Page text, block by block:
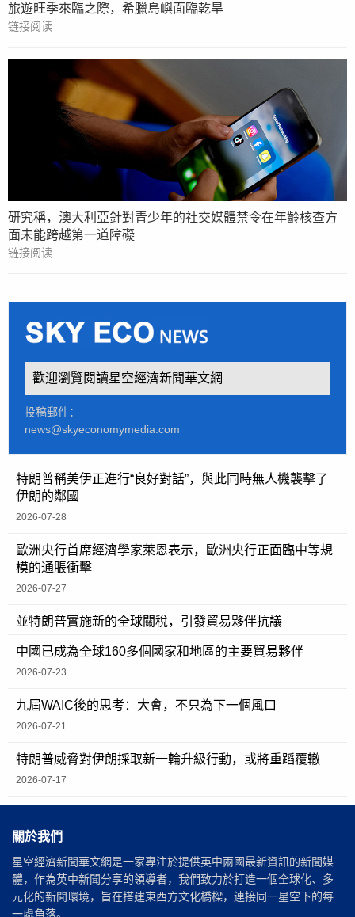
旅遊旺季來臨之際，希臘島嶼面臨乾旱
链接阅读
研究稱，澳大利亞針對青少年的社交媒體禁令在年齡核查方
面未能跨越第一道障礙
链接阅读
歡迎瀏覽閱讀星空經濟新聞華文網
投稿郵件：
news@skyeconomymedia.com
特朗普稱美伊正進行“良好對話”，與此同時無人機襲擊了
伊朗的鄰國
2026-07-28
歐洲央行首席經濟學家萊恩表示，歐洲央行正面臨中等規
模的通脹衝擊
2026-07-27
並特朗普實施新的全球關稅，引發貿易夥伴抗議
中國已成為全球160多個國家和地區的主要貿易夥伴
2026-07-23
九屆WAIC後的思考：大會，不只為下一個風口
2026-07-21
特朗普威脅對伊朗採取新一輪升級行動，或將重蹈覆轍
2026-07-17
關於我們
星空經濟新聞華文網是一家專注於提供英中兩國最新資訊的新聞媒
體，作為英中新聞分享的領導者，我們致力於打造一個全球化、多
元化的新聞環境，旨在搭建東西方文化橋樑，連接同一星空下的每
一處角落。